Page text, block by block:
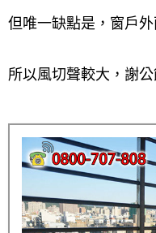
但唯一缺點是，窗戶
所以風切聲較大，謝